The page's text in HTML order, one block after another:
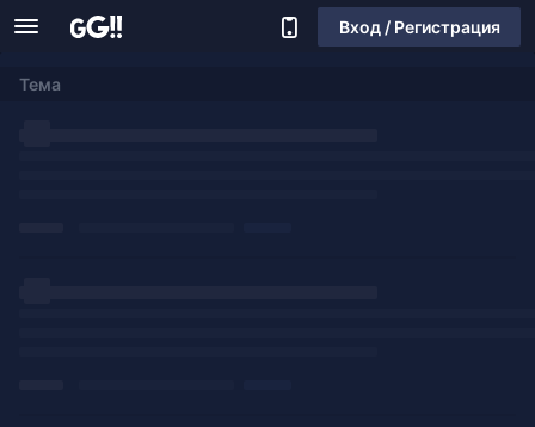
Вход / Регистрация
Тема